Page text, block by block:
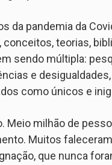
da pandemia da
teorias,
sendo múltipla:
e
como únicos e
Meio milhão de
Muitos
que nunca